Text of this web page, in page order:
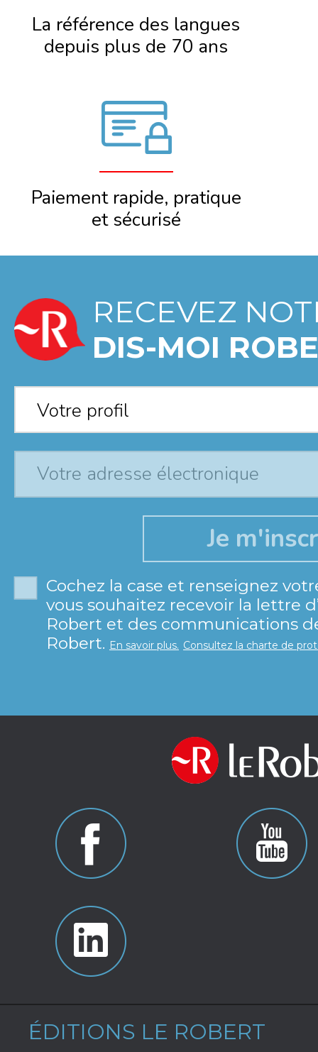
La référence des langues
depuis plus de 70 ans
Paiement rapide, pratique
et sécurisé
RECEVEZ
DIS-MOI
Votre profil*
Votre profil
Cochez la case et renseignez
vous souhaitez recevoir la lettre
Robert et des communications
Robert. En savoir plus. Consultez la charte de
ÉDITIONS LE ROBERT